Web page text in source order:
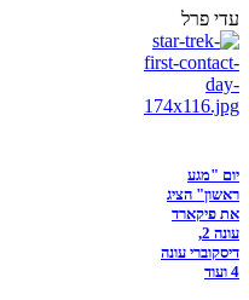
עדי פרל
יום "מגע
ראשון" הציג
את פיקארד
עונה 2,
דיסקוברי עונה
4 ועוד